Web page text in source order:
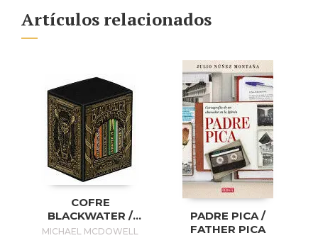
Artículos relacionados
COFRE
BLACKWATER /
BLACKWATER
MICHAEL MCDOWELL
PADRE PICA /
FATHER PICA